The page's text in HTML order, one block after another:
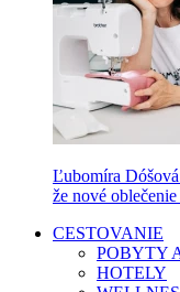
Ľubomíra
že nové
CESTOVANIE
POBYTY
HOTELY